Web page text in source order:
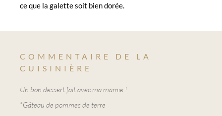
ce que la galette soit bien dorée.
COMMENTAIRE DE LA
CUISINIÈRE
Un bon dessert fait avec ma mamie !
*Gâteau de pommes de terre